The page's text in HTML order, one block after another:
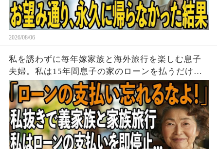
2026/08/06
私を誘わずに毎年嫁家族と海外旅行を楽しむ息子
夫婦。私は15年間息子の家のローンを払うだけ黙
って実印を押し家を即売却→帰国後、他人が住む
家を見た息子は顔面蒼白に